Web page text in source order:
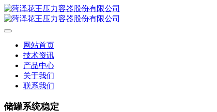
网站首页
技术资讯
产品中心
关于我们
联系我们
储罐系统稳定